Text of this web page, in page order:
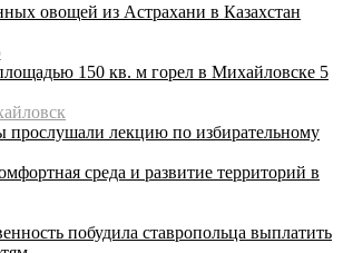
овощей из Астрахани в Казахстан
150 кв. м горел в Михайловске 5
прослушали лекцию по избирательному
среда и развитие территорий в
побудила ставропольца выплатить